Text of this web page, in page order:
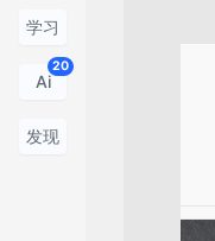
学习
Ai
20
发现